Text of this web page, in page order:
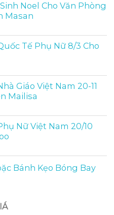
Noel Cho Văn Phòng
Masan
Tế Phụ Nữ 8/3 Cho
Giáo Việt Nam 20-11
Mailisa
Nữ Việt Nam 20/10
Bánh Kẹo Bóng Bay